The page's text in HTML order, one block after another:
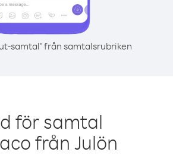
samtal" från samtalsrubriken
för samtal
från Julön